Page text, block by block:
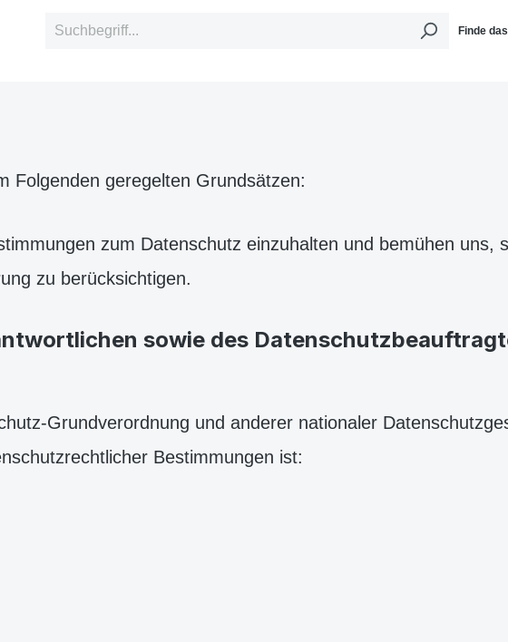
Finde
Folgenden geregelten Grundsätzen:
zum Datenschutz einzuhalten und bemühen uns,
zu berücksichtigen.
sowie des
Grundverordnung und anderer nationaler
Bestimmungen ist: